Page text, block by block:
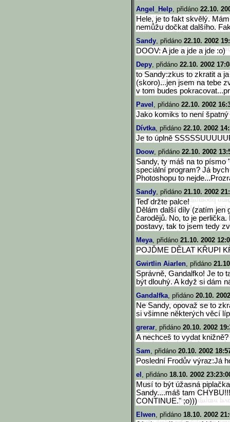
Angel_Help, přidáno 22.10.
Hele, je to fakt skvělý.
nemůžu dočkat dalšího.
Sandy, přidáno 22.10. 2002
DOOV: A jde a jde a jde :o)
Depy, přidáno 22.10. 2002
to Sandy:zkus to zkratit a
(skoro)...jen jsem na tebe
v tom budes
Pavel , přidáno 22.10. 2002
Jako komiks to není špatný
Dívtka, přidáno 22.10. 2002
Je to úplně
Doow, přidáno 22.10. 2002
Sandy, ty máš na to písmo
speciální program? Já
Photoshopu to
Sandy, přidáno 21.10. 2002
Teď držte palce!
Dělám další díly (zatím jen
čarodějů. No, to je
postavy, tak to jsem tedy
Meya, přidáno 21.10. 2002
POJĎME DĚLAT KŘUPI
Gwirtlin Aiarlen, přidáno
Správně, Gandalfko! Je to
být dlouhý. A když si dám
Gandalfka, přidáno 20.10.
Ne Sandy, opovaž se to
si všimne některých věcí
grerar, přidáno 20.10. 2002
A nechceš to vydat knižně?
Sam, přidáno 20.10. 2002
Poslední Frodův výraz:Já
el , přidáno 18.10. 2002
Musí to být úžasná
Sandy....máš tam
CONTINUE." ;o)))
Elwen, přidáno 18.10. 2002